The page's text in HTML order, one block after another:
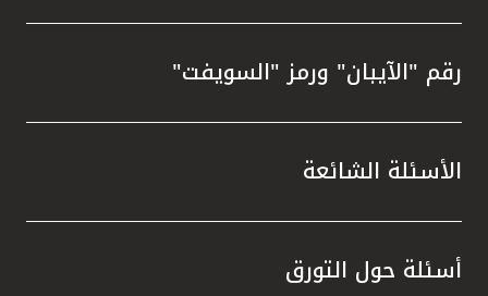
رقم "الآيبان" ورمز "السويفت"
الأسئلة الشائعة
أسئلة حول التورق